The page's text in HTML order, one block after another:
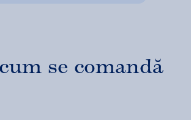
se comandă